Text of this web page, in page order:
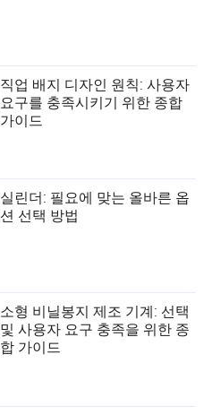
직업 배지 디자인 원칙: 사용자
요구를 충족시키기 위한 종합
가이드
실린더: 필요에 맞는 올바른 옵
션 선택 방법
소형 비닐봉지 제조 기계: 선택
및 사용자 요구 충족을 위한 종
합 가이드